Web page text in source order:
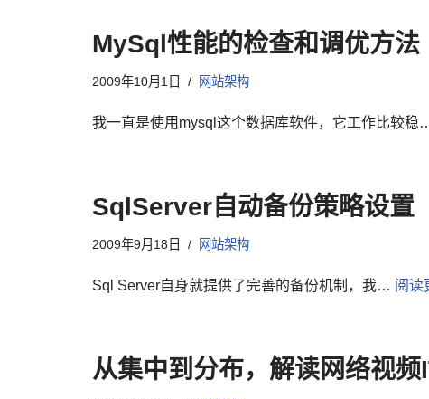
MySql性能的检查和调优方法
2009年10月1日 网站架构
我一直是使用mysql这个数据库软件，它工作比较稳
SqlServer自动备份策略设置
2009年9月18日 网站架构
Sql Server自身就提供了完善的备份机制，我… 阅读
从集中到分布，解读网络视